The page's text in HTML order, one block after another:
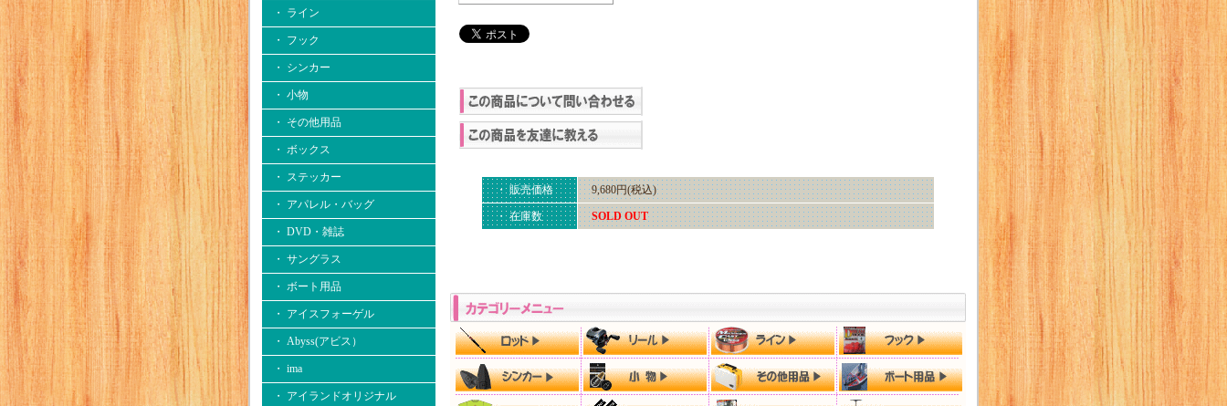
・ ライン
・ フック
・ シンカー
・ 小物
・ その他用品
・ ボックス
・ ステッカー
・ アパレル・バッグ
・ DVD・雑誌
・ サングラス
・ ボート用品
・ アイスフォーゲル
・ Abyss(アビス）
・ ima
・ アイランドオリジナル
・ 販売価格 9,680円(税込)
・ 在庫数 SOLD OUT